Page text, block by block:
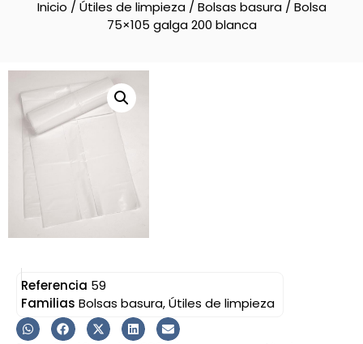
Inicio / Útiles de limpieza/ Bolsas basura/ Bolsa
75×105 galga 200 blanca
Referencia 59
Familias Bolsas basura,Útiles de limpieza